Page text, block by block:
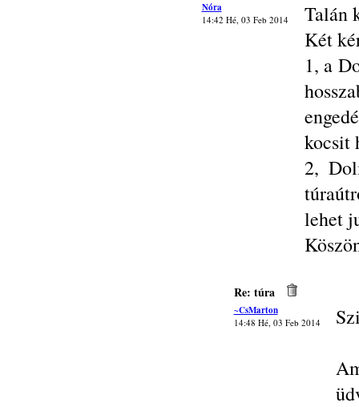
Nóra
14:42 Hé, 03 Feb 2014
Talán
Két
1, a
kocsit
2,
lehet
Re: túra
~CsMarton
14:48 Hé, 03 Feb 2014